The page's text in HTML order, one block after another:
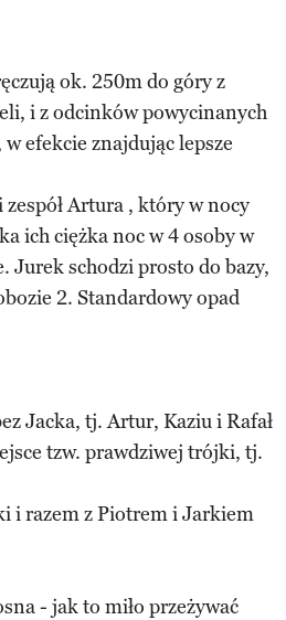
ok. 250m do góry z
i z odcinków powycinanych
efekcie znajdując lepsze
Artura , który w nocy
ich ciężka noc w 4 osoby w
Jurek schodzi prosto do bazy,
2. Standardowy opad
Jacka, tj. Artur, Kaziu i Rafał
tzw. prawdziwej trójki, tj.
i razem z Piotrem i Jarkiem
- jak to miło przeżywać